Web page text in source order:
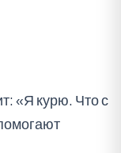
«Я курю. Что с